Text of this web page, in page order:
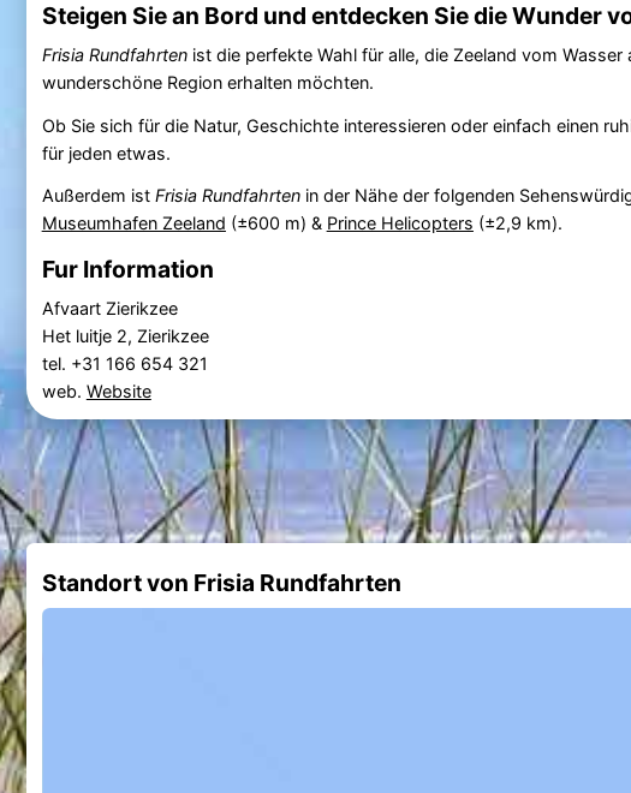
Steigen Sie an Bord und entdecken Sie die Wunder
Frisia Rundfahrtenist die perfekte Wahl für alle, die Zeeland vom
wunderschöne Region erhalten möchten.
Ob Sie sich für die Natur, Geschichte interessieren oder einfach einen
für jeden etwas.
Außerdem ist Frisia Rundfahrtenin der Nähe der folgenden
Museumhafen Zeeland (±600 m) & Prince Helicopters (±2,9 km).
Fur Information
Afvaart Zierikzee
Het luitje 2, Zierikzee
tel. +31 166 654 321
web. Website
Standort von Frisia Rundfahrten